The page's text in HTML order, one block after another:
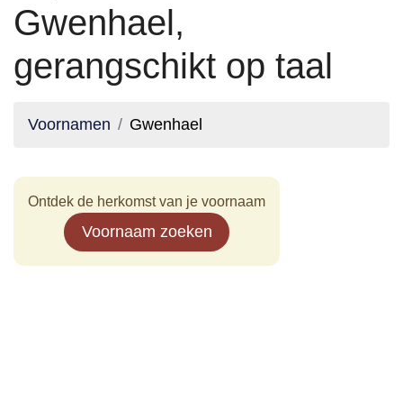
Gwenhael,
gerangschikt op taal
Voornamen Gwenhael
Ontdek de herkomst van je voornaam
Voornaam zoeken